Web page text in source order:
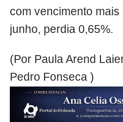
com vencimento
junho, perdia 0,65%.
(Por Paula Arend
Pedro Fonseca )